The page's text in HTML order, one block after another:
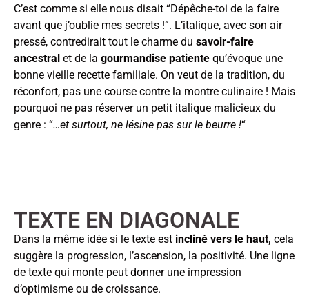
C’est comme si elle nous disait “Dépêche-toi de la faire
avant que j’oublie mes secrets !”. L’italique, avec son air
pressé, contredirait tout le charme du savoir-faire
ancestral et de la gourmandise patiente qu’évoque une
bonne vieille recette familiale. On veut de la tradition, du
réconfort, pas une course contre la montre culinaire ! Mais
pourquoi ne pas réserver un petit italique malicieux du
genre : “…et surtout, ne lésine pas sur le beurre !“
TEXTE EN DIAGONALE
Dans la même idée si le texte est incliné vers le haut, cela
suggère la progression, l’ascension, la positivité. Une ligne
de texte qui monte peut donner une impression
d’optimisme ou de croissance.